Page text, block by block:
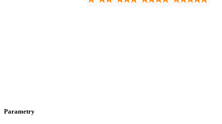
Parametry